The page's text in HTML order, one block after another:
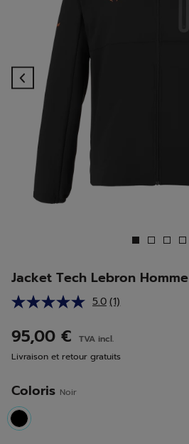
Previous
Jacket Tech Lebron Homme
5.0 Lire
Lien
sur
la
(1)
95,00 €
TVA incl.
Livraison et retour gratuits
Coloris Noir
selected